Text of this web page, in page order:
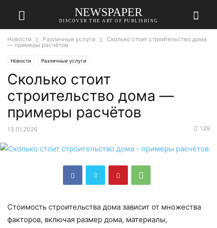
NEWSPAPER
DISCOVER THE ART OF PUBLISHING
Новости Различные услуги
Сколько стоит строительство дома
— примеры расчётов
Новости Различные услуги
Сколько стоит
строительство дома —
примеры расчётов
13.01.2026 129
Стоимость строительства дома зависит от множества
факторов, включая размер дома, материалы,